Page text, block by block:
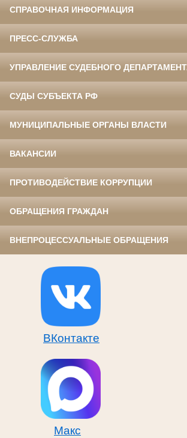
СПРАВОЧНАЯ ИНФОРМАЦИЯ
ПРЕСС-СЛУЖБА
УПРАВЛЕНИЕ СУДЕБНОГО
СУДЫ СУБЪЕКТА РФ
МУНИЦИПАЛЬНЫЕ ОРГАНЫ ВЛАСТИ
ВАКАНСИИ
ПРОТИВОДЕЙСТВИЕ КОРРУПЦИИ
ОБРАЩЕНИЯ ГРАЖДАН
ВНЕПРОЦЕССУАЛЬНЫЕ ОБРАЩЕНИЯ
ВКонтакте
Макс